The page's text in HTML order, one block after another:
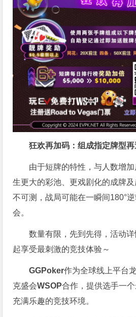
狂欢再加码：组成指定牌型再
由于短牌的特性，与人数增
生更大的彩池、更戏剧化的成牌
不可测，战局可能在一瞬间180°
会。
数量有限，先到先得，活动
起享受最刺激的竞技体验～
GGPoker作为全球线上平台
克盛会WSOP合作，提供选手一
充满乐趣的竞技环境。